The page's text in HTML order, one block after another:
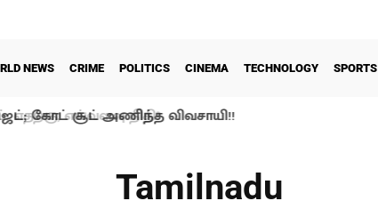
NEWS CRIME POLITICS CINEMA TECHNOLOGY SPORTS
கோட் சூட் அணிந்த விவசாயி!!
Tamilnadu